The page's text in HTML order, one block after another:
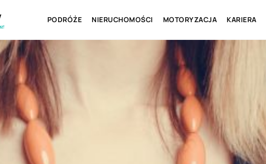
PODRÓŻE NIERUCHOMOŚCI MOTORYZACJA KARIERA